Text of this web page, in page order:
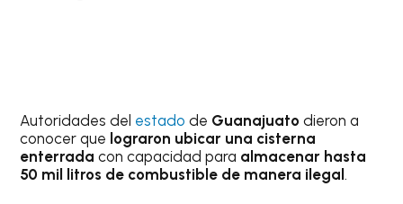
Autoridades del estado de Guanajuatodieron a
conocer que lograron ubicar una cisterna
enterrada con capacidad para almacenar hasta
50 mil litros de combustible de manera ilegal.